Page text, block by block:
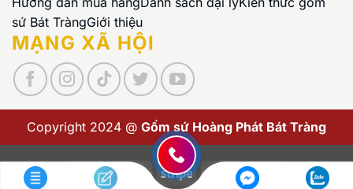
sứ Bát TràngGiới thiệu
MẠNG XÃ HỘI
Copyright 2024 @ Gốm sứ Hoàng Phát Bát Tràng
Visa PayPal Stripe MasterCardCash